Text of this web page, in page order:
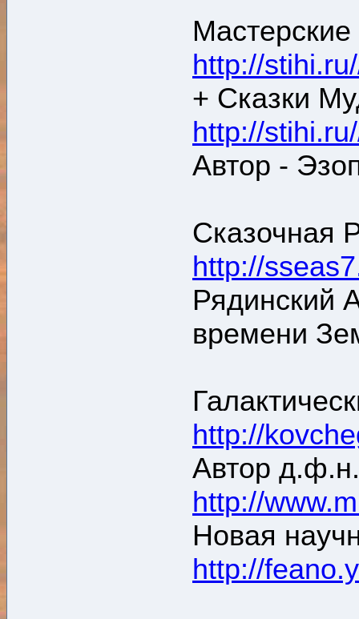
Мастерские
http://
+ Сказки
http://
Автор -
Сказочная
http://
Рядинский
времени
http://
Автор
http://
Новая
http://